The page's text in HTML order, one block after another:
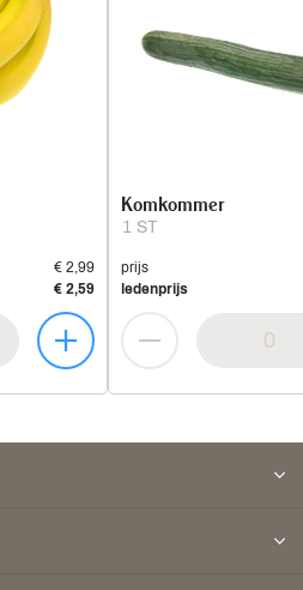
€ 2,99
€ 2,59
1 ST
Komkommer
prijs
ledenprijs